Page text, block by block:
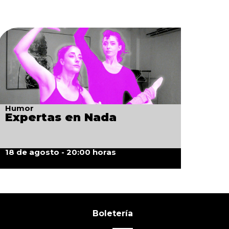
Humor
Expertas en Nada
18 de agosto - 20:00 horas
Boletería